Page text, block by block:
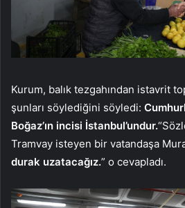
Kurum, balık tezgahından istavrit
şunları söylediğini söyledi:
Boğaz’ın incisi İstanbul’undur.
Tramvay isteyen bir vatandaşa
durak uzatacağız.” o cevapladı.